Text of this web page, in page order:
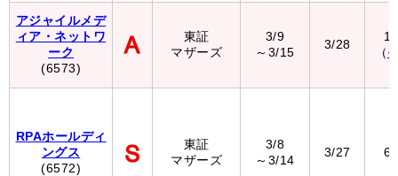
アジャイルメデ
ィア・ネットワ
ーク
(6573)
RPAホールディ
ングス
(6572)
東証
マザーズ
3/9
～3/15
3/28
（
東証
マザーズ
3/8
～3/14
3/27